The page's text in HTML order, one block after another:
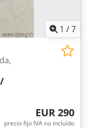
1 /7
EUR 290
precio fijo IVA no incluído